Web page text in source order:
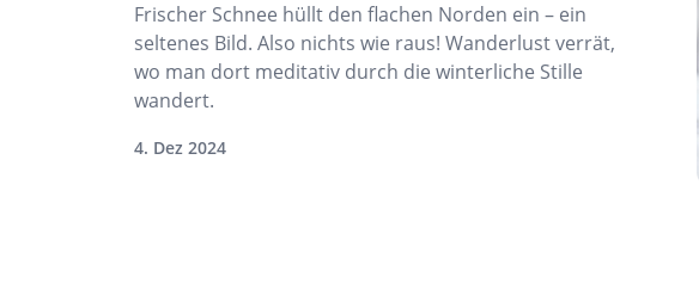
Frischer Schnee hüllt den flachen Norden ein – ein
seltenes Bild. Also nichts wie raus! Wanderlust verrät,
wo man dort meditativ durch die winterliche Stille
wandert.
4. Dez 2024